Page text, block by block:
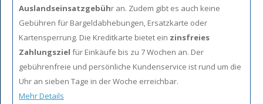
Auslandseinsatzgebühr an. Zudem gibt es auch keine
Gebühren für Bargeldabhebungen, Ersatzkarte oder
Kartensperrung. Die Kreditkarte bietet ein zinsfreies
Zahlungsziel für Einkäufe bis zu 7 Wochen an. Der
gebührenfreie und persönliche Kundenservice ist rund um die
Uhr an sieben Tage in der Woche erreichbar.
Mehr Details